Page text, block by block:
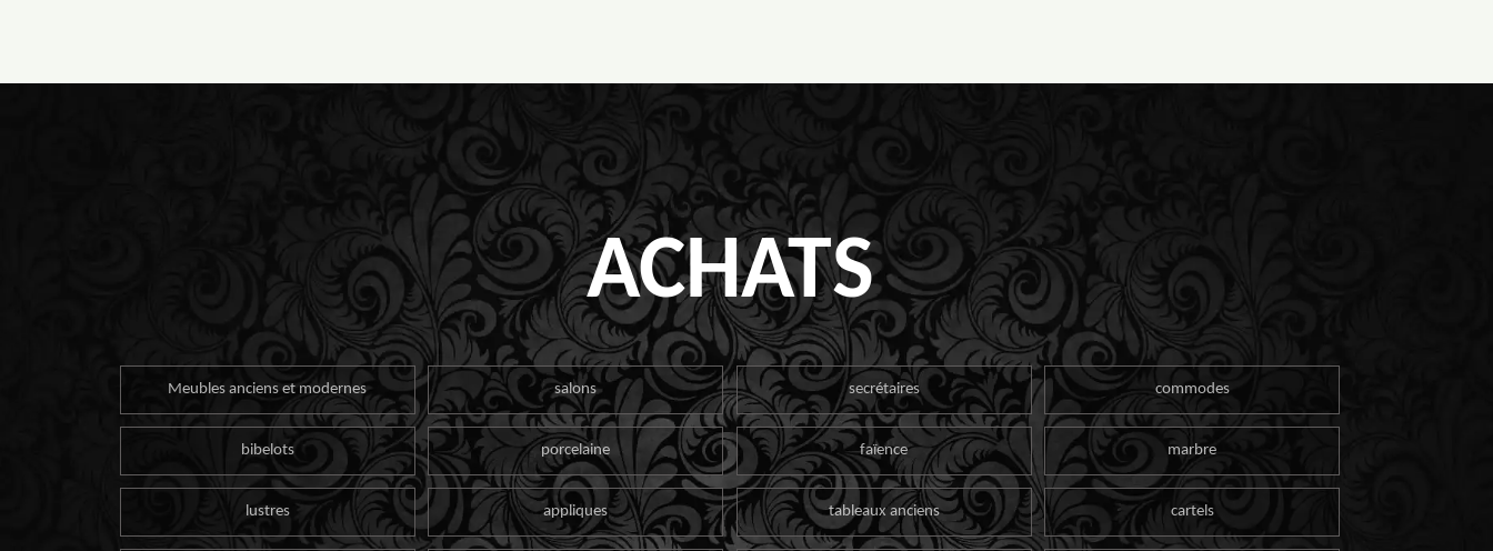
ACHATS
Meubles anciens et modernes salons secrétaires commodes
bibelots porcelaine faïence marbre
lustres appliques tableaux anciens cartels